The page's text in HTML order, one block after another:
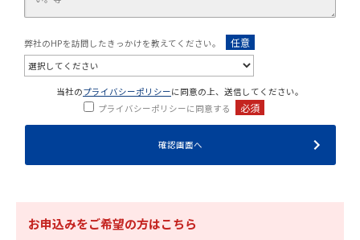
弊社のHPを訪問したきっかけを教えてください。 任意
当社のプライバシーポリシーに同意の上、送信してください。
プライバシーポリシーに同意する
必須
お申込みをご希望の方はこちら